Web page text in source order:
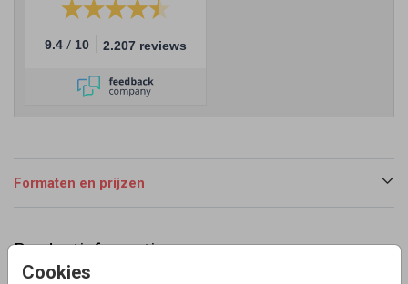
Cookies
9.4 / 10 2.207 reviews
Formaten en prijzen
Productinformatie